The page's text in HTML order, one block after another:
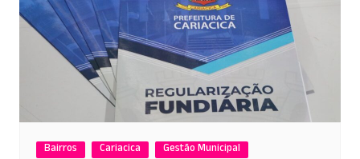
Bairros Cariacica
Gestão Municipal